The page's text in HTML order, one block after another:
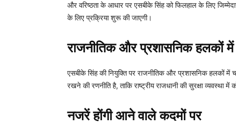
और वरिष्ठता के आधार पर एसबीके सिंह को फिलहाल के लिए
के लिए प्रक्रिया शुरू की जाएगी।
राजनीतिक और प्रशासनिक हलकों में
एसबीके सिंह की नियुक्ति पर राजनीतिक और प्रशासनिक हलकों में
रखने की रणनीति है, ताकि राष्ट्रीय राजधानी की सुरक्षा व्यवस्था
नजरें होंगी आने वाले कदमों पर